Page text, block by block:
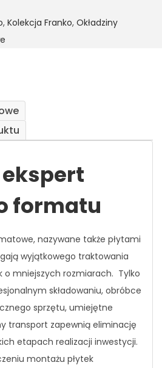
, Kolekcja Franko, Okładziny
formatu
nazywane także płytami
wyjątkowego traktowania
o mniejszych rozmiarach. Tylko
składowaniu, obróbce
sprzętu, umiejętne
transport zapewnią eliminację
etapach realizacji inwestycji.
montażu płytek